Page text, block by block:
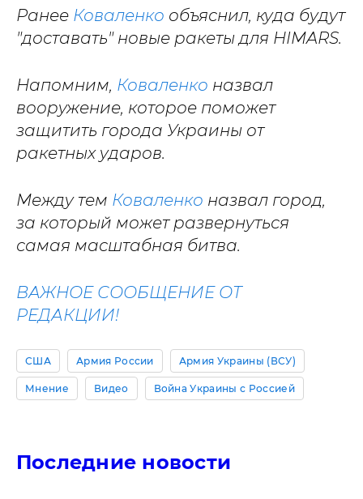
Ранее Коваленко объяснил, куда будут
"доставать" новые ракеты для HIMARS.
Напомним, Коваленко назвал
вооружение, которое поможет
защитить города Украины от
ракетных ударов.
Между тем Коваленко назвал город,
за который может развернуться
самая масштабная битва.
ВАЖНОЕ СООБЩЕНИЕ ОТ
РЕДАКЦИИ!
США Армия России Армия Украины (ВСУ)
Мнение Видео Война Украины с Россией
Последние новости